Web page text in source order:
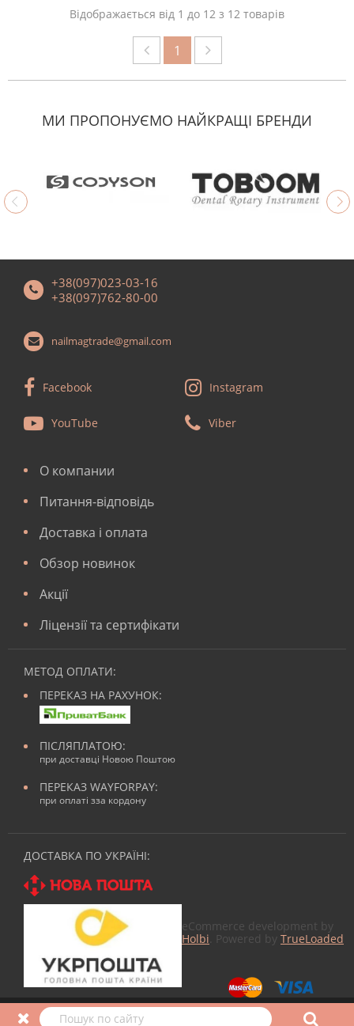
Відображається від 1 до 12 з 12 товарів
1
МИ ПРОПОНУЄМО НАЙКРАЩІ БРЕНДИ
+38(097)023-03-16
+38(097)762-80-00
nailmagtrade@gmail.com
Facebook Instagram
YouTube Viber
О компании
Питання-відповідь
Доставка і оплата
Обзор новинок
Акції
Ліцензії та сертифікати
МЕТОД ОПЛАТИ:
ПЕРЕКАЗ НА РАХУНОК:
ПІСЛЯПЛАТОЮ:
при доставці Новою Поштою
ПЕРЕКАЗ WAYFORPAY:
при оплаті зза кордону
ДОСТАВКА ПО УКРАЇНІ:
eCommerce development by
Holbi . Powered by TrueLoaded
© 2026 Все для манікюра